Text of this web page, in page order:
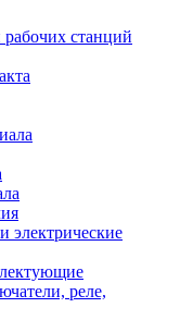
станций
электрические
реле,